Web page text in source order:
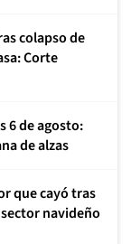
colapso de
Corte
6 de agosto:
de alzas
que cayó tras
navideño